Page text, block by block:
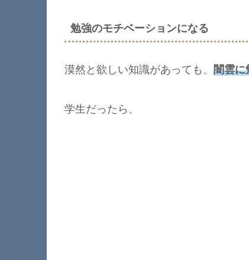
勉強のモチベーションになる
漠然と欲しい知識があっても、 闇雲に
学生だったら、